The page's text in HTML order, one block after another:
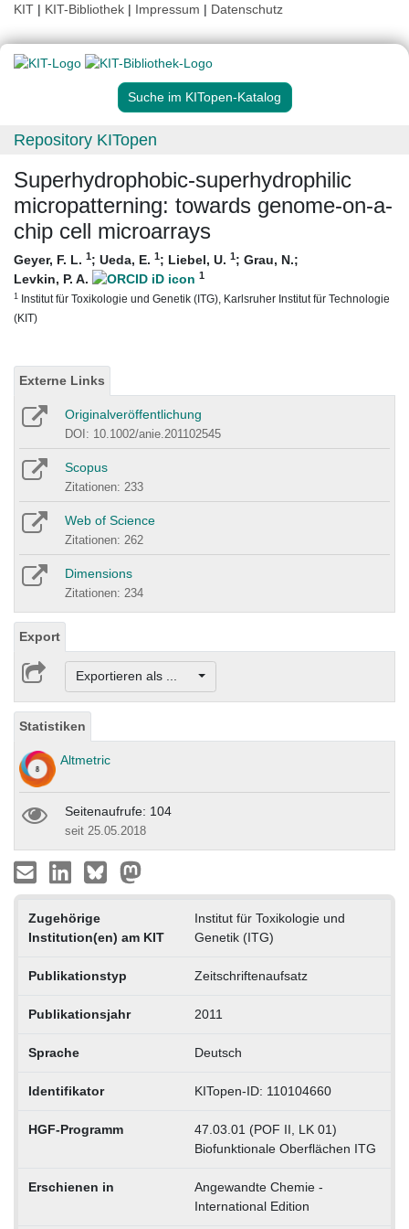
KIT | KIT-Bibliothek | Impressum | Datenschutz
Suche im KITopen-Katalog
Repository KITopen
Superhydrophobic-superhydrophilic
micropatterning: towards genome-on-a-
chip cell microarrays
Geyer, F. L. 1; Ueda, E. 1; Liebel, U. 1; Grau, N.;
Levkin, P. A.
1
1 Institut für Toxikologie und Genetik (ITG), Karlsruher Institut für Technologie
(KIT)
Externe Links
Originalveröffentlichung
DOI: 10.1002/anie.201102545
Scopus
Zitationen: 233
Web of Science
Zitationen: 262
Dimensions
Zitationen: 234
Export
Exportieren als ...
Statistiken
Altmetric
Seitenaufrufe: 104
seit 25.05.2018
Zugehörige
Institution(en) am KIT
Institut für Toxikologie und
Genetik (ITG)
Publikationstyp Zeitschriftenaufsatz
Publikationsjahr 2011
Sprache Deutsch
Identifikator KITopen-ID: 110104660
HGF-Programm
47.03.01 (POF II, LK 01)
Biofunktionale Oberflächen ITG
Erschienen in
Angewandte Chemie -
International Edition